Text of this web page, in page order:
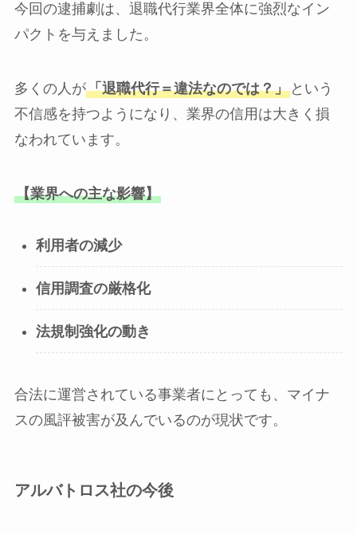
今回の逮捕劇は、退職代行業界全体に強烈なイン
パクトを与えました。
多くの人が「退職代行＝違法なのでは？」という
不信感を持つようになり、業界の信用は大きく損
なわれています。
【業界への主な影響】
利用者の減少
信用調査の厳格化
法規制強化の動き
合法に運営されている事業者にとっても、マイナ
スの風評被害が及んでいるのが現状です。
アルバトロス社の今後